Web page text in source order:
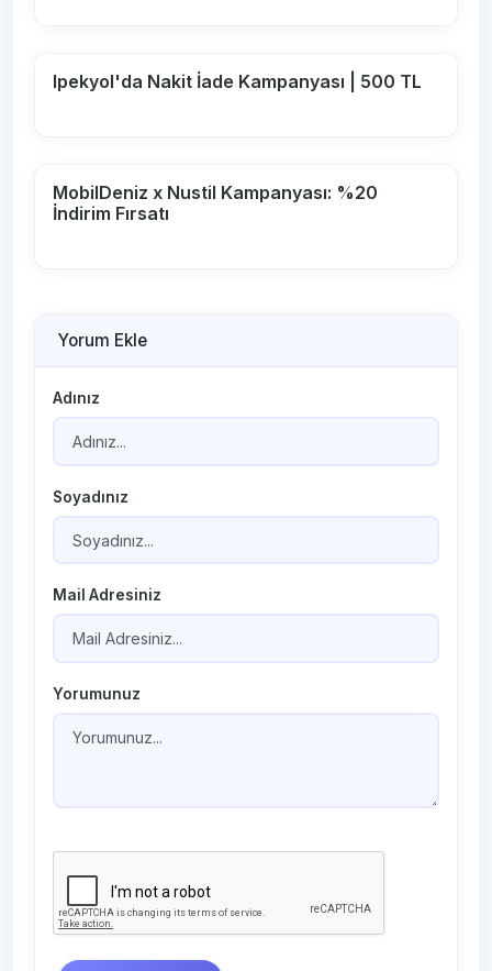
Ipekyol'da Nakit İade Kampanyası | 500 TL
MobilDeniz x Nustil Kampanyası: %20
İndirim Fırsatı
Yorum Ekle
Adınız
Soyadınız
Mail Adresiniz
Yorumunuz